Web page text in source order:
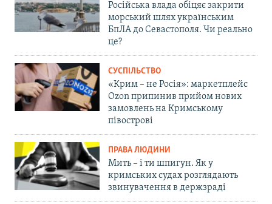
Російська влада обіцяє закрити
морський шлях українським
БпЛА до Севастополя. Чи реально
це?
СУСПІЛЬСТВО
«Крим – не Росія»: маркетплейс
Ozon припинив прийом нових
замовлень на Кримському
півострові
ПРАВА ЛЮДИНИ
Мить – і ти шпигун. Як у
кримських судах розглядають
звинувачення в держзраді